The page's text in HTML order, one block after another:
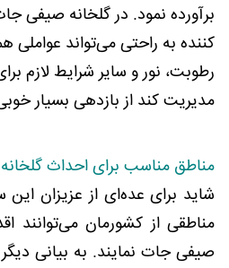
برآورده نمود. در گلخانه صیفی
کننده به راحتی می‌تواند عواملی
رطوبت، نور و سایر شرایط لازم
مدیریت کند از بازدهی بسیار
مناطق مناسب برای احداث
شاید برای عده‌ای از عزیزان
مناطقی از کشورمان می‌توانند
صیفی جات نمایند. به بیانی